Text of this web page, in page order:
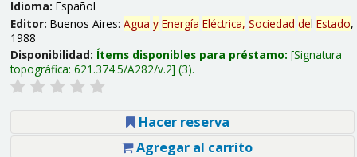
Idioma: Español
Editor: Buenos Aires: Agua y Energía Eléctrica, Sociedad del Estado,
1988
Disponibilidad: Ítems disponibles para préstamo: Signatura
topográfica: 621.374.5/A282/v.2 (3).
Hacer reserva
Agregar al carrito